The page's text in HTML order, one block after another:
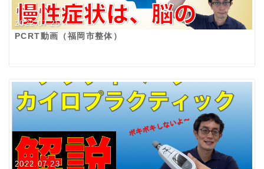
2022.07.25
PCRT動画（福岡市整体）
2022.07.23